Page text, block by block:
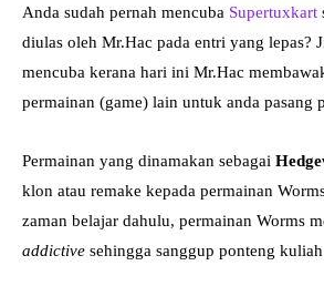
Anda sudah pernah mencuba Supertuxkart
diulas oleh Mr.Hac pada entri yang lepas?
mencuba kerana hari ini Mr.Hac
permainan (game) lain untuk anda pasang
Permainan yang dinamakan sebagai
klon atau remake kepada permainan
zaman belajar dahulu, permainan Worms
addictive sehingga sanggup ponteng